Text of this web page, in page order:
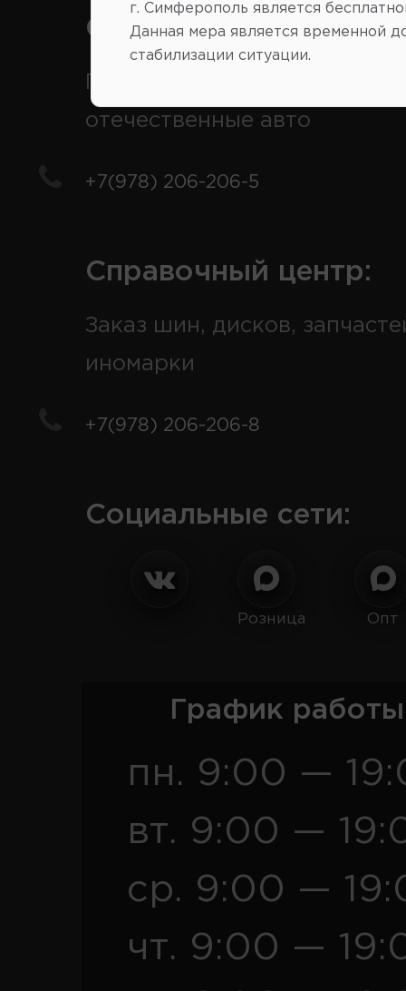
Справочный центр:
отечественные авто
+7(978) 206-206-5
Справочный центр:
Заказ шин, дисков,
иномарки
+7(978) 206-206-8
Социальные сети:
Розница Опт
График
пн. 9:00 —
вт. 9:00 —
ср. 9:00 —
чт. 9:00 —
г. Симферополь является
Данная мера является временной
стабилизации ситуации.